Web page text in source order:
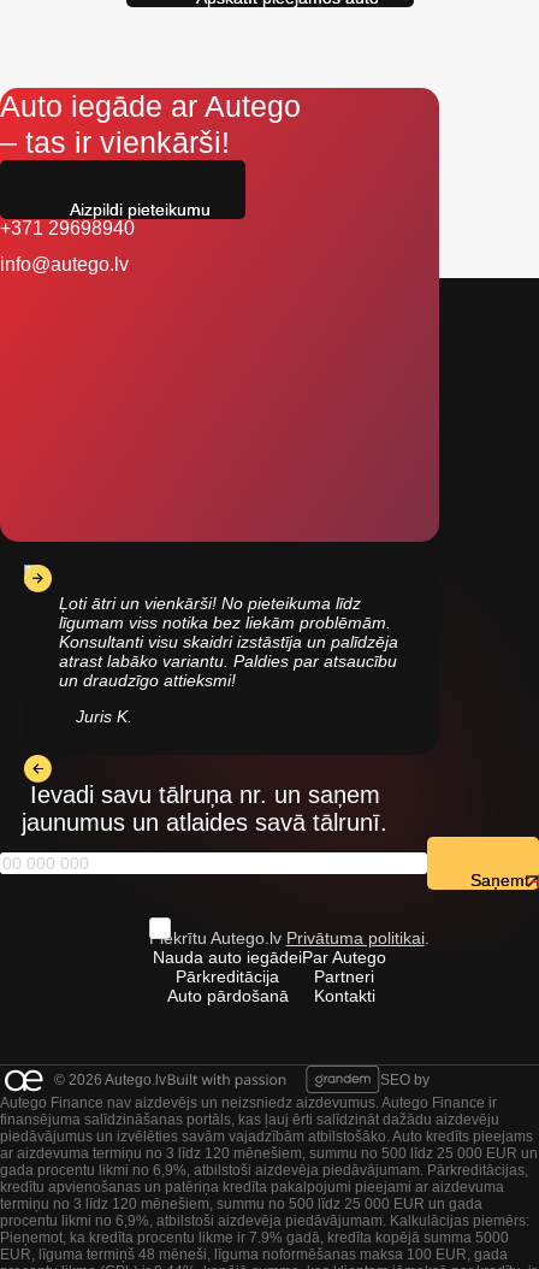
Auto iegāde ar Autego
– tas ir vienkārši!
+371 29698940
info@autego.lv
Ļoti ātri un vienkārši! No pieteikuma līdz
līgumam viss notika bez liekām problēmām.
Konsultanti visu skaidri izstāstīja un palīdzēja
atrast labāko variantu. Paldies par atsaucību
un draudzīgo attieksmi!
Juris K.
Ievadi savu tālruņa nr. un saņem
jaunumus un atlaides savā tālrunī.
Piekrītu Autego.lv Privātuma politikai.
Nauda auto iegādei
Pārkreditācija
Auto pārdošanā
Par Autego
Partneri
Kontakti
© 2026 Autego.lv
SEO by
Autego Finance nav aizdevējs un neizsniedz aizdevumus. Autego Finance ir
finansējuma salīdzināšanas portāls, kas ļauj ērti salīdzināt dažādu aizdevēju
piedāvājumus un izvēlēties savām vajadzībām atbilstošāko. Auto kredīts pieejams
ar aizdevuma termiņu no 3 līdz 120 mēnešiem, summu no 500 līdz 25 000 EUR un
gada procentu likmi no 6,9%, atbilstoši aizdevēja piedāvājumam. Pārkreditācijas,
kredītu apvienošanas un patēriņa kredīta pakalpojumi pieejami ar aizdevuma
termiņu no 3 līdz 120 mēnešiem, summu no 500 līdz 25 000 EUR un gada
procentu likmi no 6,9%, atbilstoši aizdevēja piedāvājumam. Kalkulācijas piemērs:
Pieņemot, ka kredīta procentu likme ir 7.9% gadā, kredīta kopējā summa 5000
EUR, līguma termiņš 48 mēneši, līguma noformēšanas maksa 100 EUR, gada